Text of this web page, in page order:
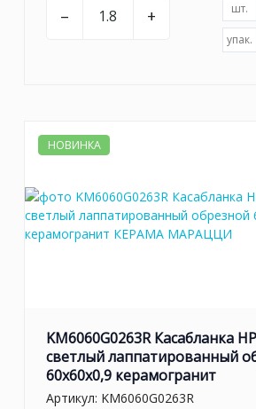
– + шт.
упак.
НОВИНКА
KM6060G0263R Касабланка
светлый лаппатированный
60x60x0,9 керамогранит
Артикул: KM6060G0263R